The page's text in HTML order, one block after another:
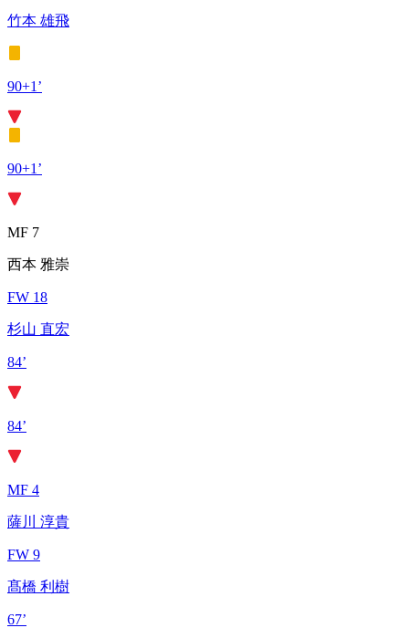
竹本 雄飛
90+1’
90+1’
MF 7
西本 雅崇
FW 18
杉山 直宏
84’
84’
MF 4
薩川 淳貴
FW 9
髙橋 利樹
67’